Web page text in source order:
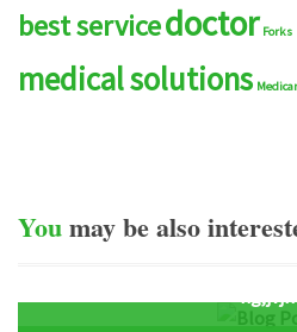
best servicedoctor Forks
medical solutions
Youmaybealso
hg,jvjh